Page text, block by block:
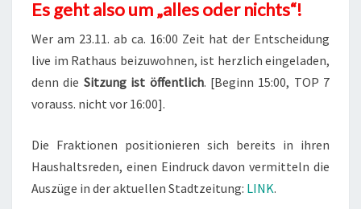
Es geht also um „alles oder nichts“!
Wer am 23.11. ab ca. 16:00 Zeit hat der Entscheidung
live im Rathaus beizuwohnen, ist herzlich eingeladen,
denn die Sitzung ist öffentlich. [Beginn 15:00, TOP 7
vorauss. nicht vor 16:00].
Die Fraktionen positionieren sich bereits in ihren
Haushaltsreden, einen Eindruck davon vermitteln die
Auszüge in der aktuellen Stadtzeitung: LINK.